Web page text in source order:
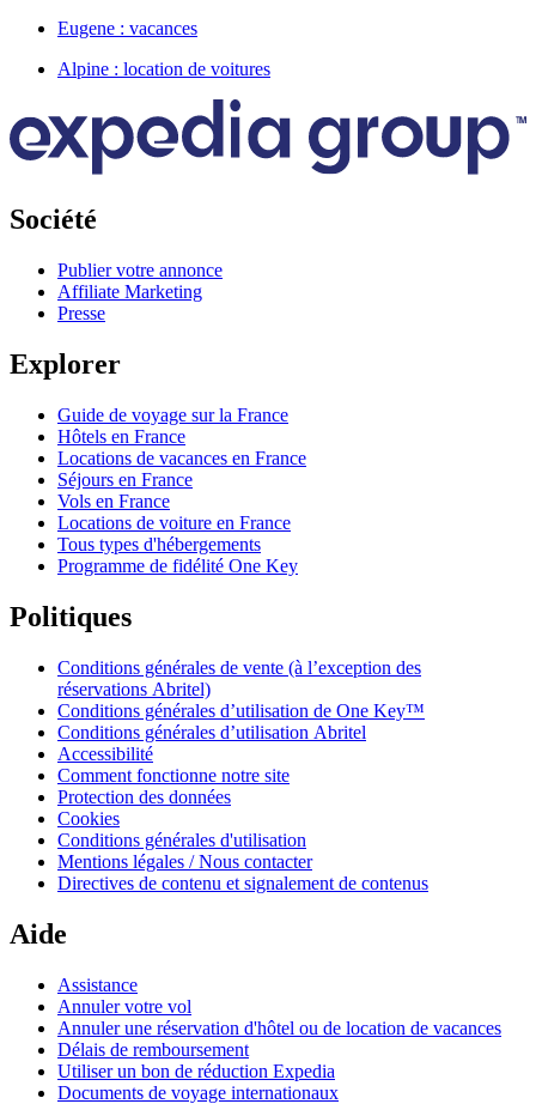
Eugene : vacances
Alpine : location de voitures
Société
Publier votre annonce
Affiliate Marketing
Presse
Explorer
Guide de voyage sur la France
Hôtels en France
Locations de vacances en France
Séjours en France
Vols en France
Locations de voiture en France
Tous types d'hébergements
Programme de fidélité One Key
Politiques
Conditions générales de vente (à l’exception des
réservations Abritel)
Conditions générales d’utilisation de One Key™
Conditions générales d’utilisation Abritel
Accessibilité
Comment fonctionne notre site
Protection des données
Cookies
Conditions générales d'utilisation
Mentions légales / Nous contacter
Directives de contenu et signalement de contenus
Aide
Assistance
Annuler votre vol
Annuler une réservation d'hôtel ou de location de vacances
Délais de remboursement
Utiliser un bon de réduction Expedia
Documents de voyage internationaux